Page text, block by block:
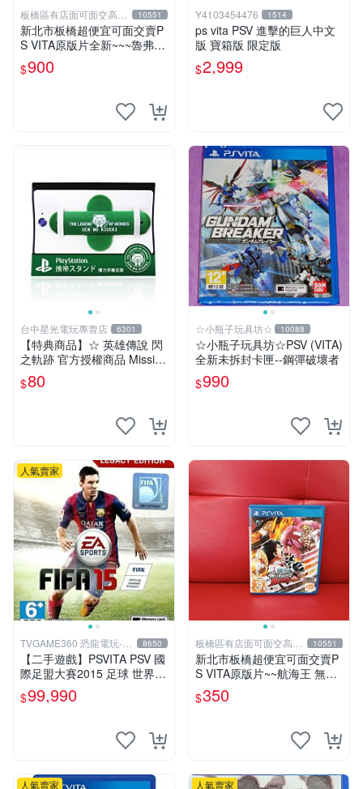
板橋區有店面可面交高價
回收電玩
10551
新北市板橋超便宜可面交賣P
S VITA原版片全新~~~魯弗蘭
的地下迷宮與魔女的旅團~~~
便宜賣
$900
Y4103454476 1514
ps vita PSV 進擊的巨人中文
版 寶箱版 限定版
$2,999
台中星光電玩專賣店 6301
【特典商品】☆ 英雄傳說 閃
之軌跡 官方授權商品 Missi限
定 彈力手機支架 ☆全新品
【特價優惠】台中星光電玩
$80
☆小瓶子玩具坊☆ 10088
☆小瓶子玩具坊☆PSV (VITA)
全新未拆封卡匣--鋼彈破壞者
$990
人氣賣家
TVGAME360 恐龍電玩-台
中店
8650
【二手遊戲】PSVITA PSV 國
際足盟大賽2015 足球 世界盃
FIFA 15 英文版【台中恐龍電
玩】
$99,990
板橋區有店面可面交高價
回收電玩
10551
新北市板橋超便宜可面交賣P
S VITA原版片~~航海王 無限
世界 赤紅 中文版~~實體店面
可面交
$350
人氣賣家 人氣賣家